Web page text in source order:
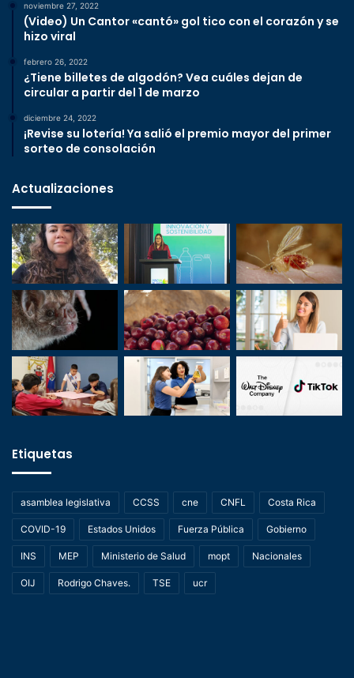
noviembre 27, 2022
(Video) Un Cantor «cantó» gol tico con el corazón y se
hizo viral
febrero 26, 2022
¿Tiene billetes de algodón? Vea cuáles dejan de
circular a partir del 1 de marzo
diciembre 24, 2022
¡Revise su lotería! Ya salió el premio mayor del primer
sorteo de consolación
Actualizaciones
Etiquetas
asamblea legislativa CCSS cne CNFL Costa Rica
COVID-19 Estados Unidos Fuerza Pública Gobierno
INS MEP Ministerio de Salud mopt Nacionales
OIJ Rodrigo Chaves. TSE ucr